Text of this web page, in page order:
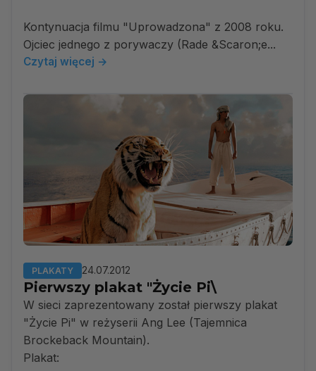
Kontynuacja filmu "Uprowadzona" z 2008 roku.
Ojciec jednego z porywaczy (Rade &Scaron;e...
Czytaj więcej →
PLAKATY 24.07.2012
Pierwszy plakat "Życie Pi\
W sieci zaprezentowany został pierwszy plakat
"Życie Pi" w reżyserii Ang Lee (Tajemnica
Brockeback Mountain).
Plakat: